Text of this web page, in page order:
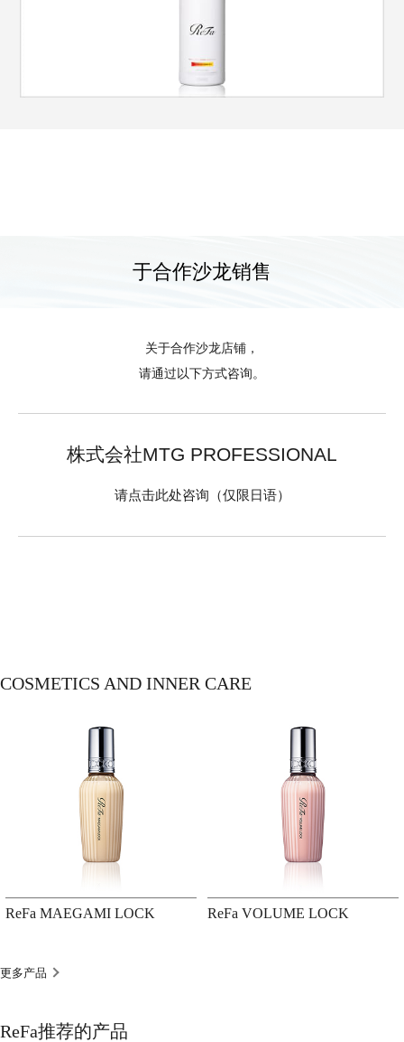
于合作沙龙销售
关于合作沙龙店铺，
请通过以下方式咨询。
株式会社MTG PROFESSIONAL
请点击此处咨询（仅限日语）
COSMETICS AND INNER CARE
ReFa MAEGAMI LOCK ReFa VOLUME LOCK
更多产品
ReFa推荐的产品